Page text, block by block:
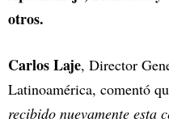
otros.
Carlos Laje, Director
Latinoamérica, comentó
recibido nuevamente esta